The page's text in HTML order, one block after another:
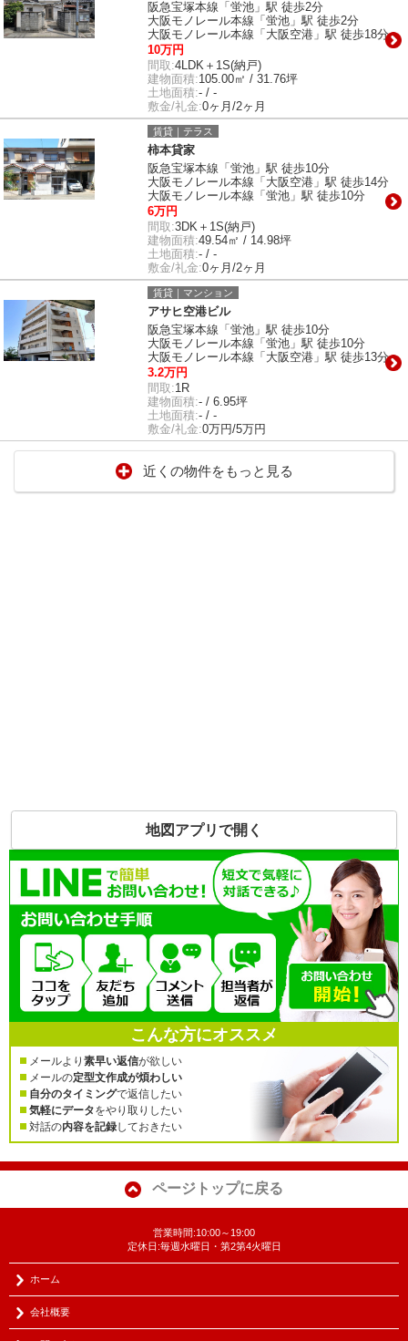
阪急宝塚本線「蛍池」駅 徒歩2分
大阪モノレール本線「蛍池」駅 徒歩2分
大阪モノレール本線「大阪空港」駅 徒歩18分
10万円
間取:4LDK＋1S(納戸)
建物面積:105.00㎡ / 31.76坪
土地面積:- / -
敷金/礼金:0ヶ月/2ヶ月
賃貸｜テラス
柿本貸家
阪急宝塚本線「蛍池」駅 徒歩10分
大阪モノレール本線「大阪空港」駅 徒歩14分
大阪モノレール本線「蛍池」駅 徒歩10分
6万円
間取:3DK＋1S(納戸)
建物面積:49.54㎡ / 14.98坪
土地面積:- / -
敷金/礼金:0ヶ月/2ヶ月
賃貸｜マンション
アサヒ空港ビル
阪急宝塚本線「蛍池」駅 徒歩10分
大阪モノレール本線「蛍池」駅 徒歩10分
大阪モノレール本線「大阪空港」駅 徒歩13分
3.2万円
間取:1R
建物面積:- / 6.95坪
土地面積:- / -
敷金/礼金:0万円/5万円
近くの物件をもっと見る
地図アプリで開く
こんな方にオススメ
メールより 素早い返信が欲しい
メールの定型文作成が煩わしい
自分のタイミングで返信したい
気軽にデータをやり取りしたい
対話の内容を記録しておきたい
ページトップに戻る
営業時間:10:00～19:00
定休日:毎週水曜日・第2第4火曜日
ホーム
会社概要